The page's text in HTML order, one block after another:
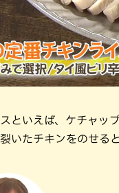
といえば、ケチャッ
いたチキンをのせる